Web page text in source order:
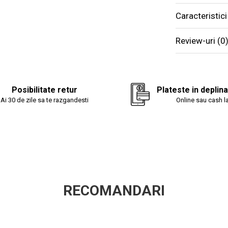
- nu necesită
- rezistentă
-se spală la
imprimare.
Caracteristici
Review-uri (0)
Posibilitate retur
Ai 30 de zile sa te razgandesti
Plateste in
Online sau cash
RECOMANDARI